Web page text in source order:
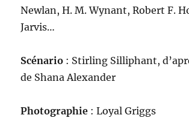
Newlan, H. M. Wynant, Robert F.
Jarvis…
Scénario : Stirling Silliphant,
de Shana Alexander
Photographie : Loyal Griggs